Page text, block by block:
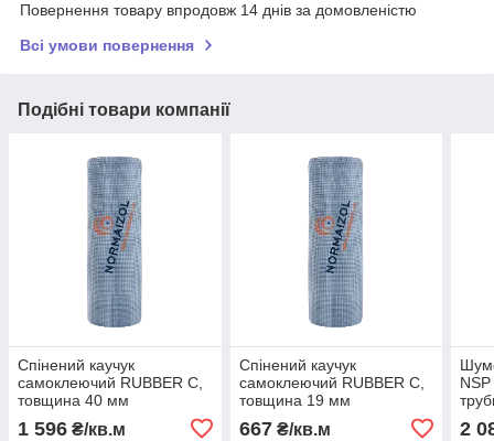
Повернення товару впродовж 14 днів за домовленістю
Всі умови повернення
Подібні товари компанії
Спінений каучук
самоклеючий RUBBER C,
товщина 40 мм
1 596 ₴/кв.м
Спінений каучук
самоклеючий RUBBER C,
товщина 19 мм
667₴/кв.м 2